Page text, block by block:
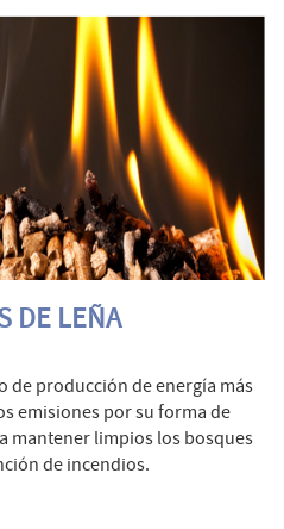
DE LEÑA
de producción de energía más
emisiones por su forma de
mantener limpios los bosques
de incendios.